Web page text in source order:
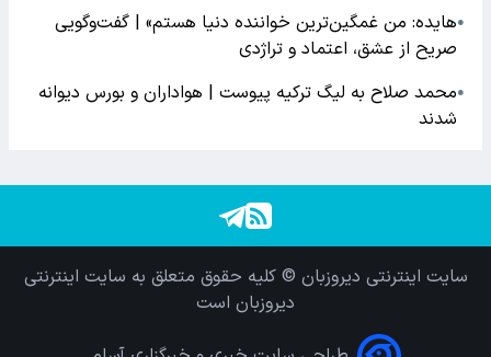
●هایده: من غمگین‌ترین خواننده دنیا هستم» | گفت‌وگویی
صریح از عشق، اعتماد و تراژدی
●محمد صلاح به لیگ ترکیه پیوست | هواداران و بورس دیوانه
شدند
سایت اینترنتی دیروزبان © کلیه حقوق متعلق به سایت اینترنتی
دیروزبان است